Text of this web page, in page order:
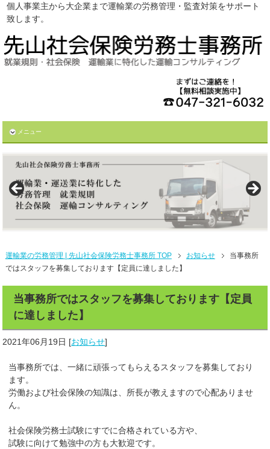
個人事業主から大企業まで運輸業の労務管理・監査対策をサポート
致します。
メニュー
運輸業の労務管理 | 先山社会保険労務士事務所 TOP お知らせ
当事務所
ではスタッフを募集しております【定員に達しました】
当事務所ではスタッフを募集しております【定員
に達しました】
2021年06月19日 [お知らせ]
当事務所では、一緒に頑張ってもらえるスタッフを募集しており
ます。
労働および社会保険の知識は、所長が教えますので心配ありませ
ん。
社会保険労務士試験にすでに合格されている方や、
試験に向けて勉強中の方も大歓迎です。